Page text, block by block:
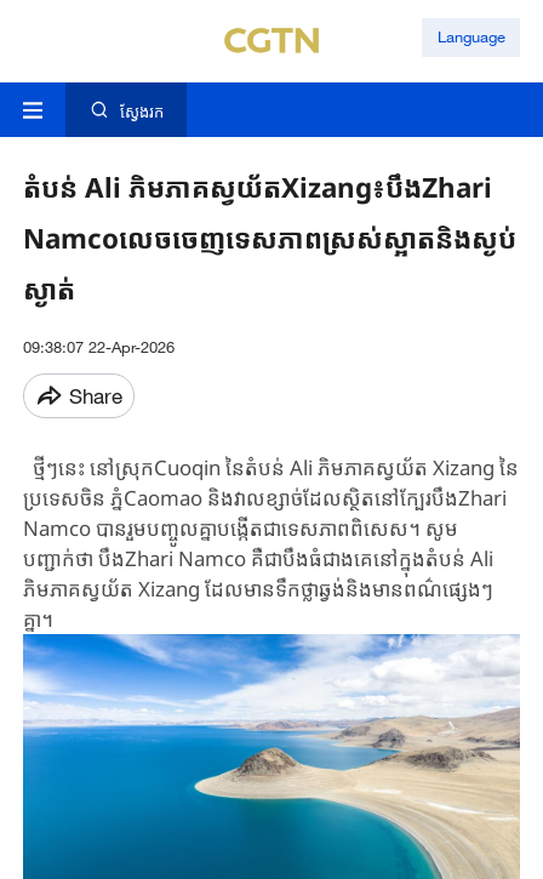
Language
ស្វែងរក
តំបន់ Ali ភិមភាគស្វយ័តXizang៖បឹងZhari
Namcoលេចចេញទេសភាពស្រស់ស្អាតនិងស្ងប់
ស្ងាត់
09:38:07 22-Apr-2026
Share
ថ្មីៗនេះ នៅស្រុកCuoqin នៃតំបន់ Ali ភិមភាគស្វយ័ត Xizang នៃ
ប្រទេសចិន ភ្នំCaomao និងវាលខ្សាច់ដែលស្ថិតនៅក្បែរ​បឹងZhari
Namco​ បានរួមបញ្ចូលគ្នាបង្កើតជាទេសភាពពិសេស។ សូម
បញ្ជាក់ថា បឹងZhari Namco​ គឺជាបឹងធំជាងគេនៅក្នុងតំបន់ Ali
ភិមភាគស្វយ័ត Xizang ដែលមានទឹកថ្លាឆ្វង់និងមានពណ៌ផ្សេងៗ
គ្នា។